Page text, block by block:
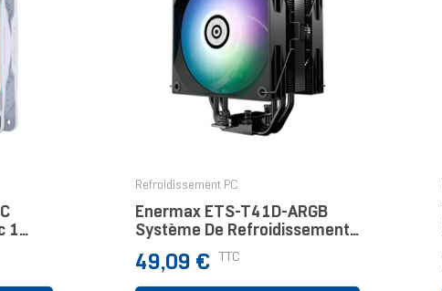
1
Refroidissement PC
Enermax ETS-T41D-ARGB
Système De Refroidissement
D’ordinateur Processeur
Refroidisseur D'air 12 Cm Noir
Prix
49,09 € TTC